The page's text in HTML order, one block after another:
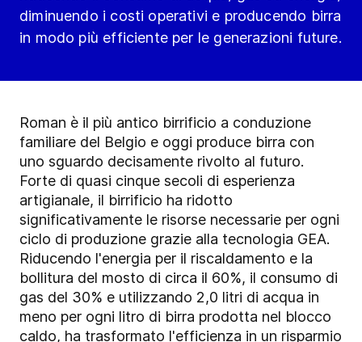
diminuendo i costi operativi e producendo birra
in modo più efficiente per le generazioni future.
Roman è il più antico birrificio a conduzione
familiare del Belgio e oggi produce birra con
uno sguardo decisamente rivolto al futuro.
Forte di quasi cinque secoli di esperienza
artigianale, il birrificio ha ridotto
significativamente le risorse necessarie per ogni
ciclo di produzione grazie alla tecnologia GEA.
Riducendo l'energia per il riscaldamento e la
bollitura del mosto di circa il 60%, il consumo di
gas del 30% e utilizzando 2,0 litri di acqua in
meno per ogni litro di birra prodotta nel blocco
caldo, ha trasformato l'efficienza in un risparmio